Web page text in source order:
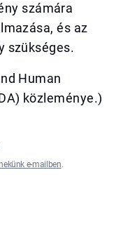
számára
és az
szükséges.
Human
közleménye.)
e-mailben.